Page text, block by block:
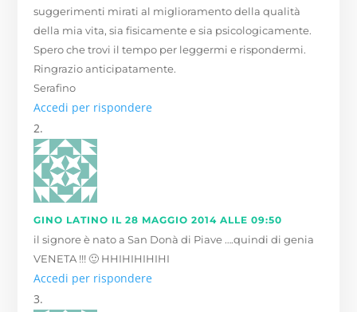
suggerimenti mirati al miglioramento della qualità
della mia vita, sia fisicamente e sia psicologicamente.
Spero che trovi il tempo per leggermi e rispondermi.
Ringrazio anticipatamente.
Serafino
Accedi per rispondere
GINO LATINO IL 28 MAGGIO 2014 ALLE 09:50
il signore è nato a San Donà di Piave ….quindi di genia
VENETA !!! 🙂 HHIHIHIHIHI
Accedi per rispondere